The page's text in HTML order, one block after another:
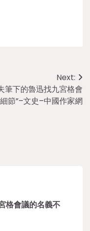
Next:
筆下的魯迅找九宮格會
節”–文史–中國作家網
格會議的名義不